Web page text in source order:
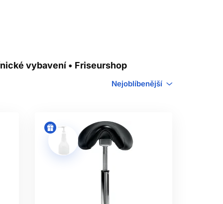
vybavení • Friseurshop
Nejoblíbenější